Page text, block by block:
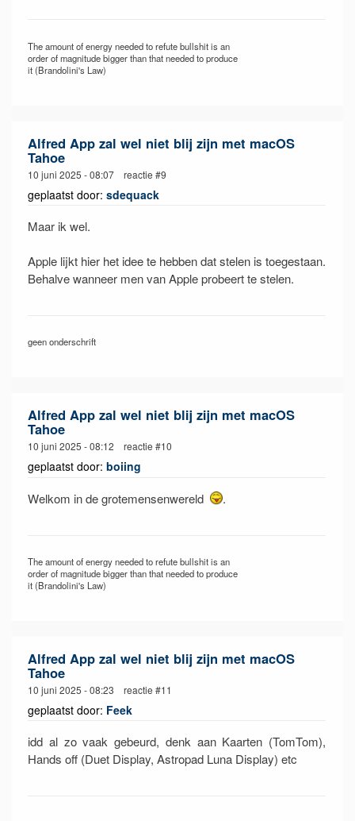
The amount of energy needed to refute bullshit is an
order of magnitude bigger than that needed to produce
it (Brandolini's Law)
Alfred App zal wel niet blij zijn met macOS
Tahoe
10 juni 2025 - 08:07 reactie #9
geplaatst door: sdequack
Maar ik wel.
Apple lijkt hier het idee te hebben dat stelen is toegestaan.
Behalve wanneer men van Apple probeert te stelen.
geen onderschrift
Alfred App zal wel niet blij zijn met macOS
Tahoe
10 juni 2025 - 08:12 reactie #10
geplaatst door: boiing
Welkom in de grotemensenwereld .
The amount of energy needed to refute bullshit is an
order of magnitude bigger than that needed to produce
it (Brandolini's Law)
Alfred App zal wel niet blij zijn met macOS
Tahoe
10 juni 2025 - 08:23 reactie #11
geplaatst door: Feek
idd al zo vaak gebeurd, denk aan Kaarten (TomTom),
Hands off (Duet Display, Astropad Luna Display) etc